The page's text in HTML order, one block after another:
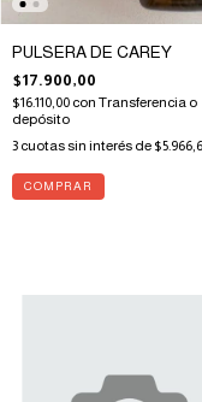
PULSERA DE CAREY
$17.900,00
$16.110,00 con Transferencia o
depósito
3 cuotas sin interés de